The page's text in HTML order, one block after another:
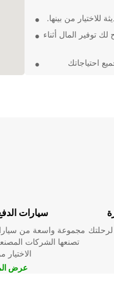
للاختيار من بينها.
توفير المال أثناء
احتياجاتك
سيارات
مجموعة واسعة من
تصنعها الشركات
الاختيار
عرض